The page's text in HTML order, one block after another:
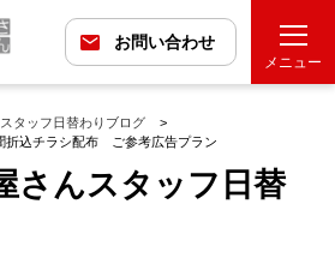
お問い合わせ
メニュー
タッフ日替わりブログ
折込チラシ配布 ご参考広告プラン
さんスタッフ日替